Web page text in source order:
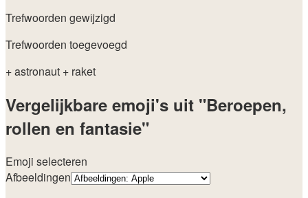
Trefwoorden gewijzigd
Trefwoorden toegevoegd
+ astronaut + raket
Vergelijkbare emoji's uit "Beroepen,
rollen en fantasie"
Emoji selecteren
Afbeeldingen